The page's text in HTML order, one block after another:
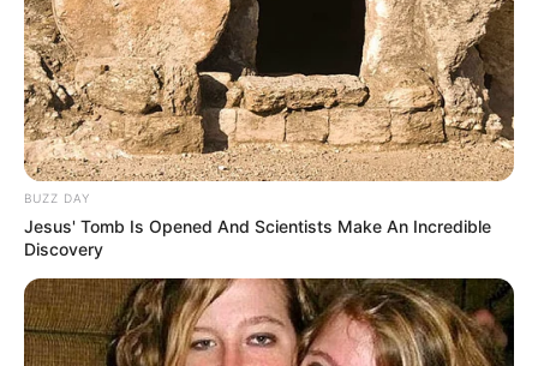
(foto: netflix)
BUZZ DAY
Jesus' Tomb Is Opened And Scientists Make An Incredible
Discovery